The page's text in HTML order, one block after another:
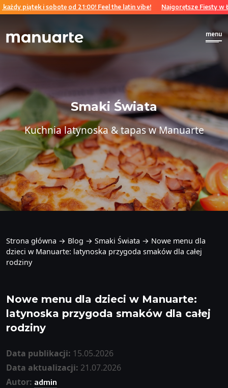
i sobotę od 21:00! Feel the latin vibe! Najgorętsze Fiesty w Łodzi w
menu
Smaki Świata
Kuchnia latynoska & tapas w Manuarte
Strona główna → Blog → Smaki Świata → Nowe menu dla
dzieci w Manuarte: latynoska przygoda smaków dla całej
rodziny
Nowe menu dla dzieci w Manuarte:
latynoska przygoda smaków dla całej
rodziny
Data publikacji: 15.05.2026
Data aktualizacji: 21.07.2026
Autor: admin